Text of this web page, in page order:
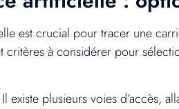
est crucial pour tracer une
à considérer pour
plusieurs voies d’accès,